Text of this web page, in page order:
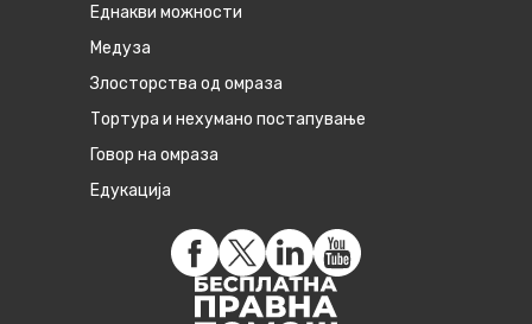
Eднакви можности
Медуза
Злосторства од омраза
Тортура и нехумано постапување
Говор на омраза
Едукација